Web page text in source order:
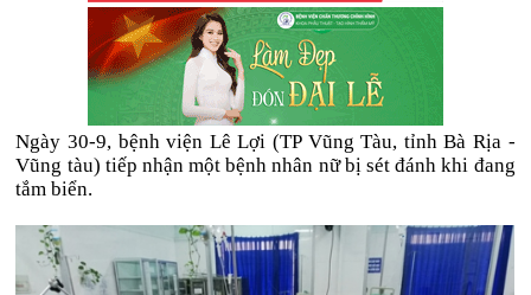
Ngày 30-9, bệnh viện Lê Lợi (TP Vũng Tàu, tỉnh Bà Rịa -
Vũng tàu) tiếp nhận một bệnh nhân nữ bị sét đánh khi đang
tắm biển.